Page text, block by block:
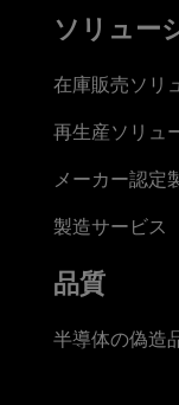
ソリュー
在庫販売ソリ
再生産ソリュ
メーカー認定
製造サービス
品質
半導体の偽造